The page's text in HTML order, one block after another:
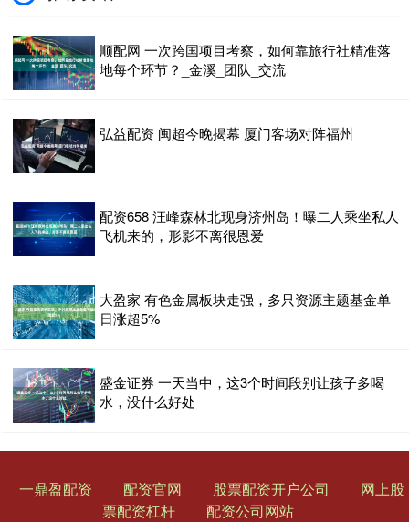
顺配网 一次跨国项目考察，如何靠旅行社精准落
地每个环节？_金溪_团队_交流
弘益配资 闽超今晚揭幕 厦门客场对阵福州
配资658 汪峰森林北现身济州岛！曝二人乘坐私人
飞机来的，形影不离很恩爱
大盈家 有色金属板块走强，多只资源主题基金单
日涨超5%
盛金证券 一天当中，这3个时间段别让孩子多喝
水，没什么好处
一鼎盈配资 配资官网 股票配资开户公司
网上股
票配资杠杆
配资公司网站